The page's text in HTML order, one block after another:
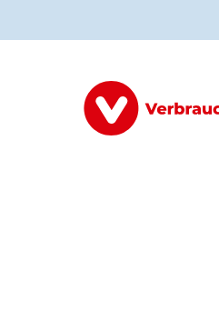
Informationen